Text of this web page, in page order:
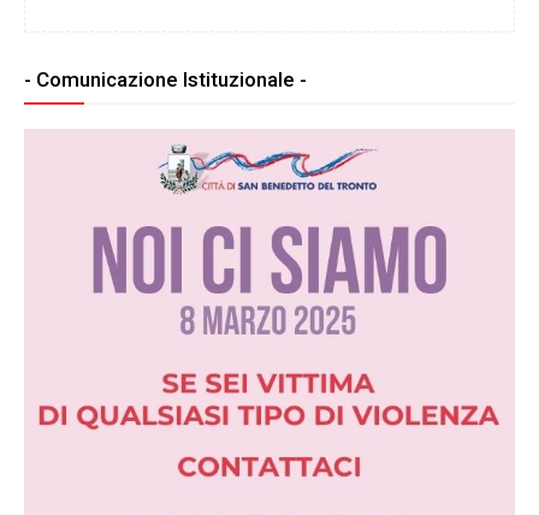
- Comunicazione Istituzionale -